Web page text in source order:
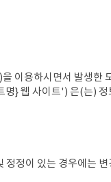
용하시면서 발생한
} 웹 사이트') 은(는)
정이 있는 경우에는